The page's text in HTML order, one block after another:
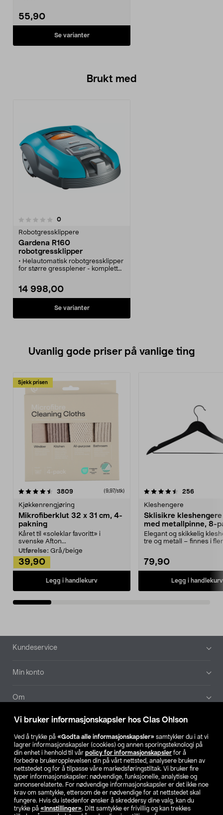
Vi bruker informasjonskapsler hos Clas Ohlson
Ved å trykke på «Godta alle informasjonskapsler» samtykker du i at vi
lagrer informasjonskapsler (cookies) og annen sporingsteknologi på
din enhet i henhold til vår policy for informasjonskapsler for å
forbedre brukeropplevelsen din på vårt nettsted, analysere bruken av
nettstedet og for å tilpasse våre markedsføringstiltak. Vi bruker fire
typer informasjonskapsler: nødvendige, funksjonelle, analytiske og
annonserelaterte. For nødvendige informasjonskapsler er det ikke noe
krav om samtykke, ettersom de er nødvendige for at nettstedet skal
fungere. Hvis du istedenfor ønsker å skreddersy dine valg, kan du
trykke på «Innstillinger». Ditt samtykke er frivillig og kan trekkes
55,90
Se varianter
Brukt med
0anmeldelser
Robotgressklippere
Gardena R160
robotgressklipper
• Helautomatisk robotgressklipper
for større gressplener - komplett
perfekt.
• Daglig klipping med skarpe
14 998,00
Se varianter
Uvanlig gode priser på vanlige ting
Sjekk prisen
3809anmeldelser(9,97/stk)
Kjøkkenrengjøring
Mikrofiberklut 32 x 31 cm, 4-
pakning
Kåret til «soleklar favoritt» i
svenske Afton...
Utførelse: Grå/beige
39,90
Legg i handlekurv
4.5av 5 stjerner 256
Kleshengere
Sklisikre
med metallpinne, 8-
Elegant og skikkelig
tre og metall – finnes i
79,90
Legg i handlekurv
4.5av 5 stjerner
Bunntekst
Kundeservice
Min konto
Om
Aktuelt
Våre selskaper
Finn din butikk
SE NO FI